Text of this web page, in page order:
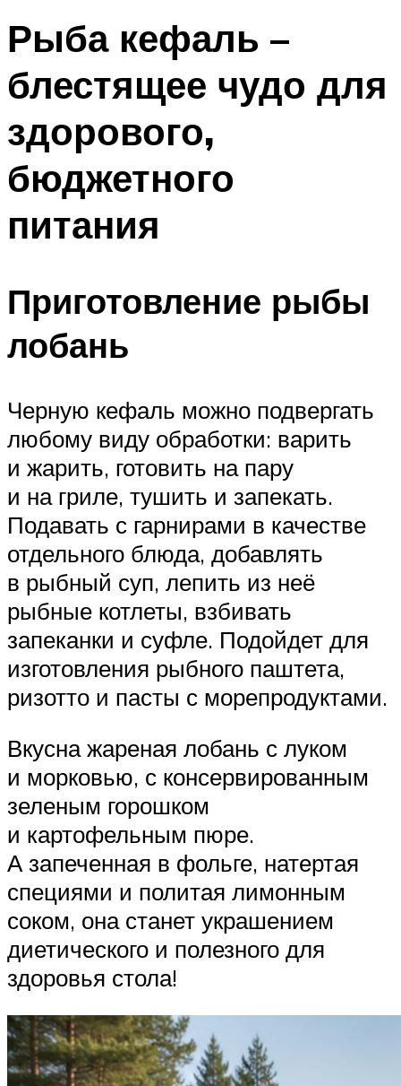
Рыба кефаль –
блестящее чудо для
здорового,
бюджетного
питания
Приготовление рыбы
лобань
Черную кефаль можно подвергать
любому виду обработки: варить
и жарить, готовить на пару
и на гриле, тушить и запекать.
Подавать с гарнирами в качестве
отдельного блюда, добавлять
в рыбный суп, лепить из неё
рыбные котлеты, взбивать
запеканки и суфле. Подойдет для
изготовления рыбного паштета,
ризотто и пасты с морепродуктами.
Вкусна жареная лобань с луком
и морковью, с консервированным
зеленым горошком
и картофельным пюре.
А запеченная в фольге, натертая
специями и политая лимонным
соком, она станет украшением
диетического и полезного для
здоровья стола!